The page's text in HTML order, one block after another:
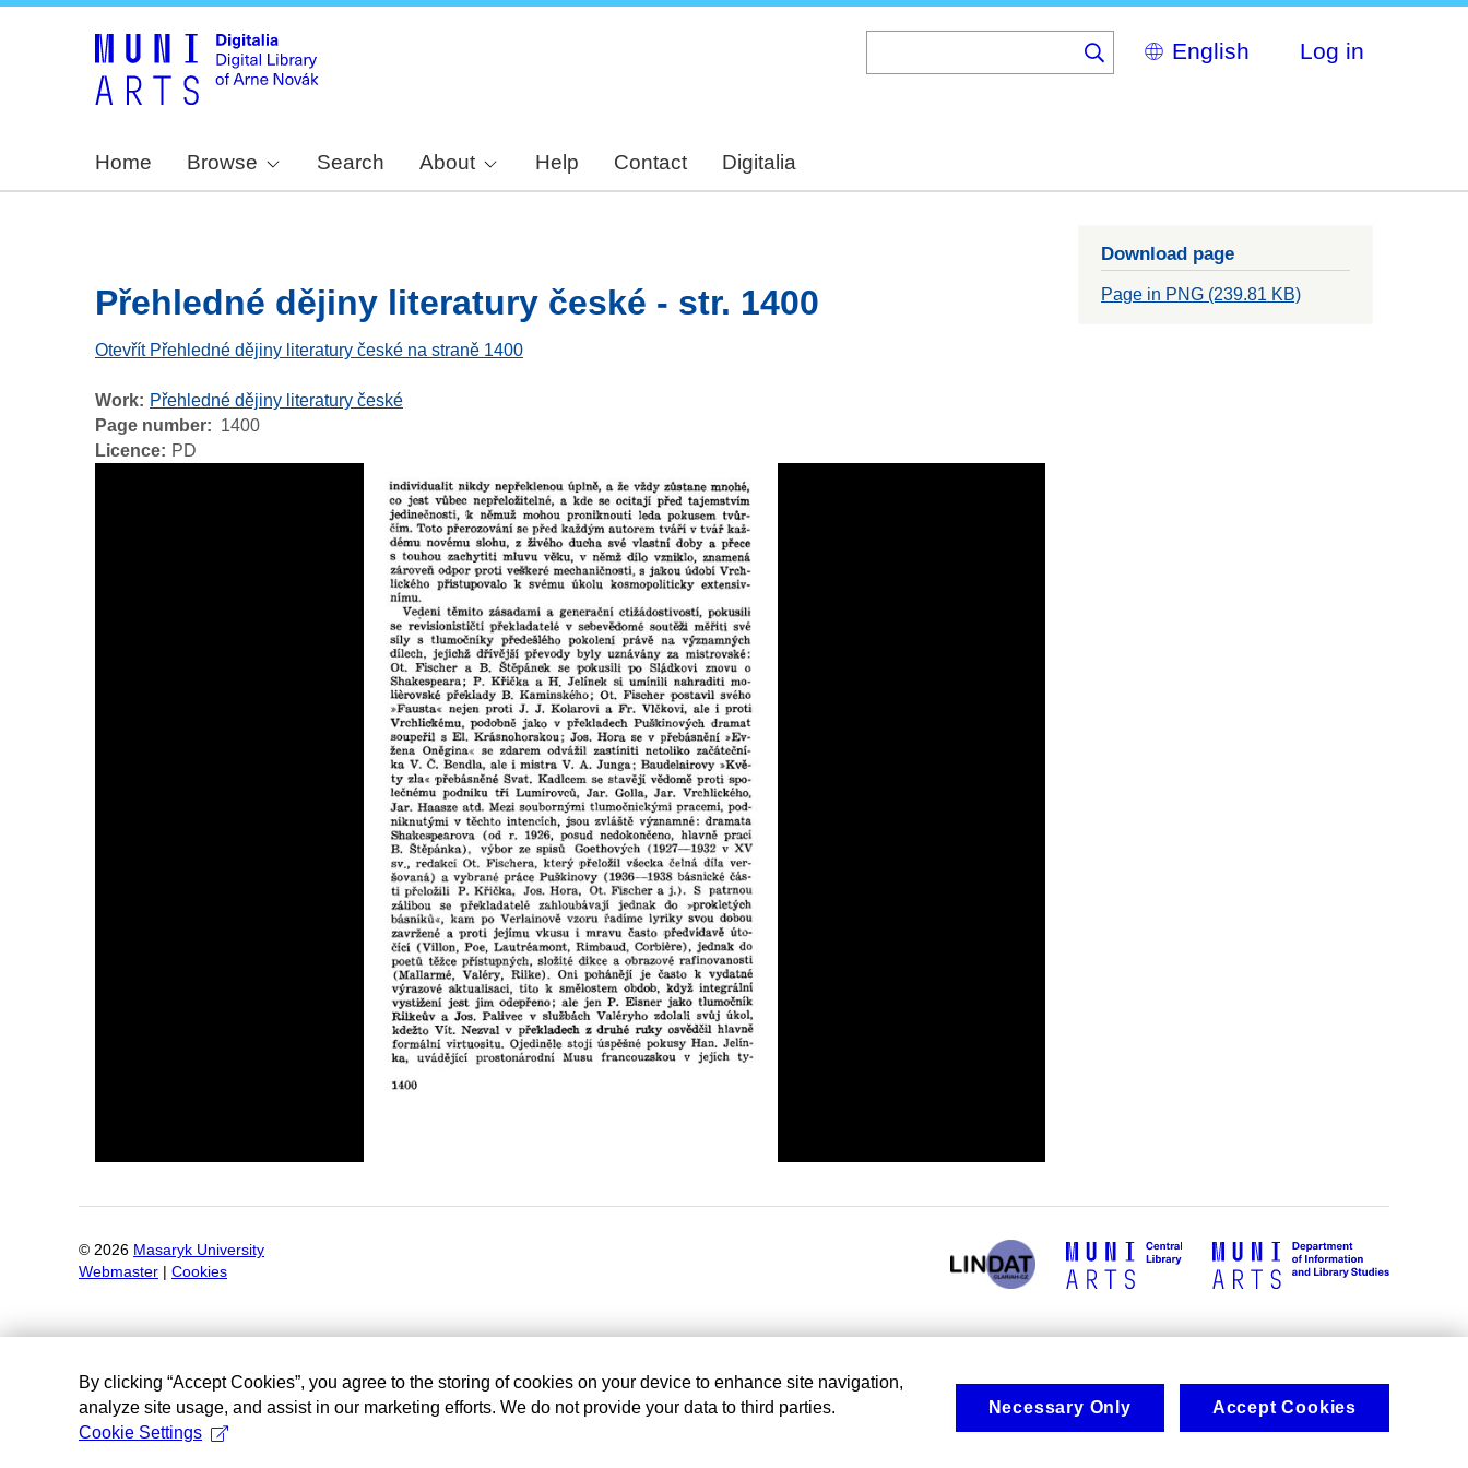
Select
your
Log in
Home Browse Search About Help Contact Digitalia
Přehledné dějiny literatury české - str. 1400
Otevřít Přehledné dějiny literatury české na straně 1400
Work
Přehledné dějiny literatury české
Page number
1400
Licence
PD
Download page
Page in PNG (239.81 KB)
© 2026 Masaryk University
Webmaster
Cookies
By clicking “Accept Cookies”, you agree to the storing of cookies on your device to enhance site navigation,
analyze site usage, and assist in our marketing efforts. We do not provide your data to third parties.
Cookie Settings
Necessary Only Accept Cookies